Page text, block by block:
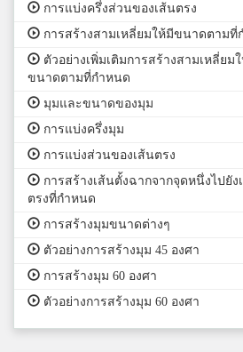
การแบ่งครึ่งส่วนของเส้นตรง
การสร้างสามเหลี่ยมให้มีขนาดตามที่
ตัวอย่างเพิ่มเติมการสร้างสามเหลี่ยม
ขนาดตามที่กำหนด
มุมและขนาดของมุม
การแบ่งครึ่งมุม
การแบ่งส่วนของเส้นตรง
การสร้างเส้นตั้งฉากจากจุดหนึ่งไปยัง
ตรงที่กำหนด
การสร้างมุมขนาดต่างๆ
ตัวอย่างการสร้างมุม 45 องศา
การสร้างมุม 60 องศา
ตัวอย่างการสร้างมุม 60 องศา